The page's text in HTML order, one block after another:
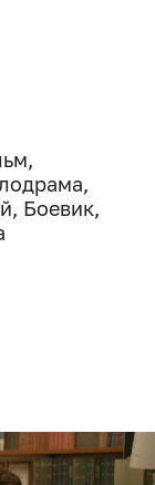
,
,
, Боевик,